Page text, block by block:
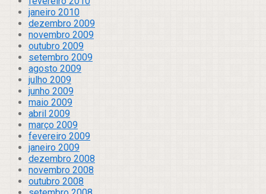
janeiro 2010
dezembro 2009
novembro 2009
outubro 2009
setembro 2009
agosto 2009
julho 2009
junho 2009
maio 2009
abril 2009
março 2009
fevereiro 2009
janeiro 2009
dezembro 2008
novembro 2008
outubro 2008